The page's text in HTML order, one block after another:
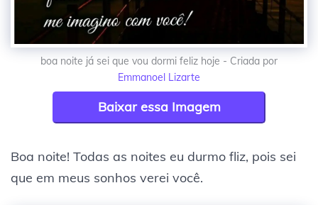
boa noite já sei que vou dormi feliz hoje - Criada por
Emmanoel Lizarte
Baixar essa Imagem
Boa noite! Todas as noites eu durmo fliz, pois sei
que em meus sonhos verei você.